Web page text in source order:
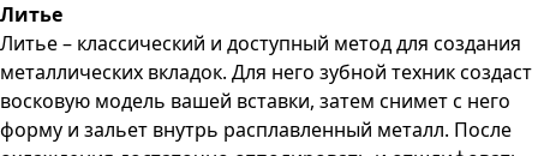
Литье
Литье – классический и доступный метод для создания
металлических вкладок. Для него зубной техник создаст
восковую модель вашей вставки, затем снимет с него
форму и зальет внутрь расплавленный металл. После